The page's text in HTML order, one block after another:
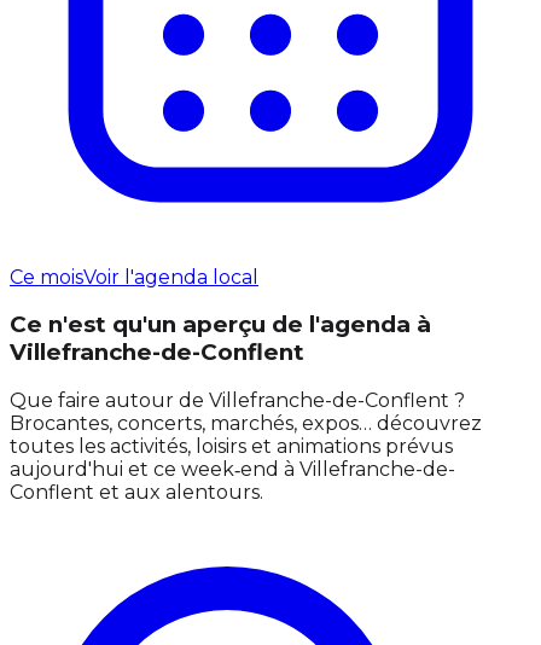
Ce moisVoir l'agenda local
Ce n'est qu'un aperçu de l'agenda à
Villefranche-de-Conflent
Que faire autour de Villefranche-de-Conflent ?
Brocantes, concerts, marchés, expos… découvrez
toutes les activités, loisirs et animations prévus
aujourd'hui et ce week‑end à Villefranche-de-
Conflent et aux alentours.